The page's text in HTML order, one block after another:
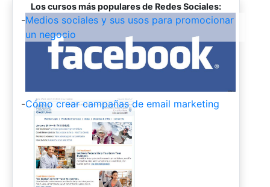
Los cursos más populares de Redes Sociales:
-Medios sociales y sus usos para promocionar
un negocio
-Cómo crear campañas de email marketing